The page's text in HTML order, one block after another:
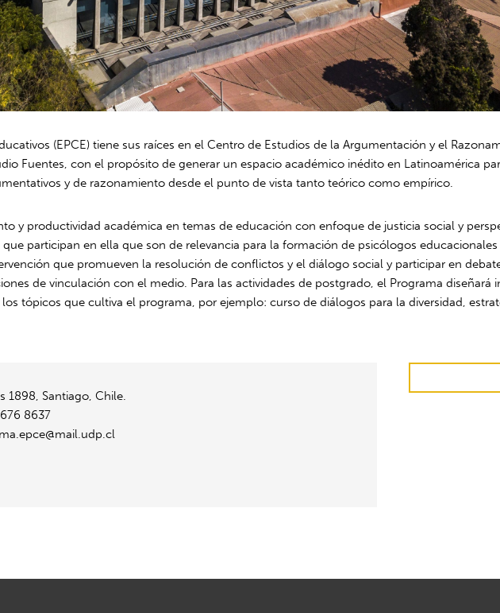
(EPCE) tiene sus raíces en el Centro de Estudios de la Argumentación y el
Fuentes, con el propósito de generar un espacio académico inédito en Latinoamérica
y de razonamiento desde el punto de vista tanto teórico como empírico.
y productividad académica en temas de educación con enfoque de justicia social y
participan en ella que son de relevancia para la formación de psicólogos
que promueven la resolución de conflictos y el diálogo social y participar en
de vinculación con el medio. Para las actividades de postgrado, el Programa diseñará
tópicos que cultiva el programa, por ejemplo: curso de diálogos para la diversidad,
1898, Santiago, Chile.
8637